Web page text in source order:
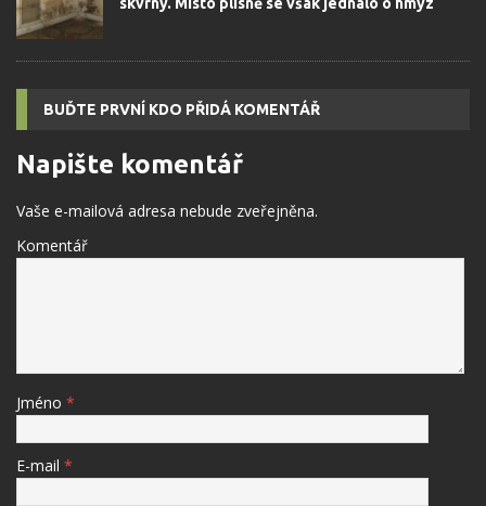
BUĎTE PRVNÍ KDO PŘIDÁ KOMENTÁŘ
Napište komentář
Vaše e-mailová adresa nebude zveřejněna.
Komentář
Jméno *
E-mail *